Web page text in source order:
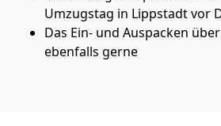
Umzugstag in Lippstadt vor
Das Ein- und Auspacken
ebenfalls gerne